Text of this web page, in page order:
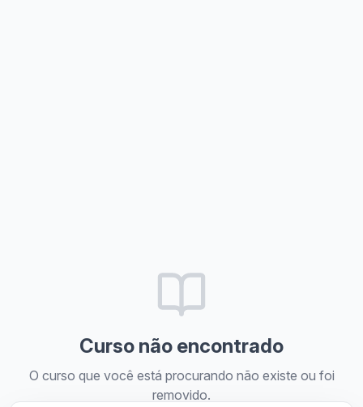
Curso não encontrado
O curso que você está procurando não existe ou foi
removido.